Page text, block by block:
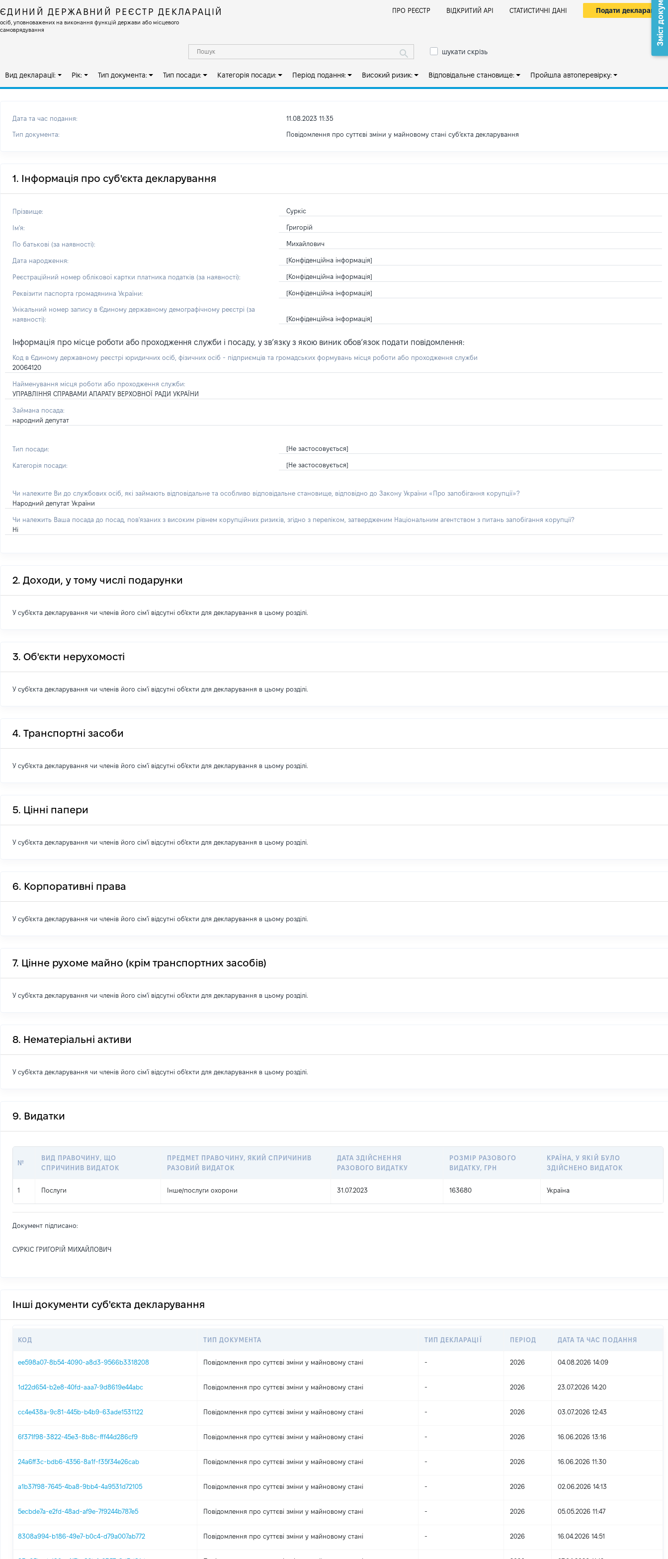
ЄДИНИЙ ДЕРЖАВНИЙ РЕЄСТР ДЕКЛАРАЦІЙ
осіб, уповноважених на виконання функцій держави або місцевого
самоврядування
ПРО РЕЄСТР ВІДКРИТИЙ АРІ СТАТИСТИЧНІ ДАНІ Подати декларацію
шукати скрізь
Вид декларації: Рік: Тип документа: Тип посади: Категорія посади: Період подання: Високий ризик: Відповідальне становище: Пройшла автоперевірку:
Дата та час подання: 11.08.2023 11:35
Тип документа: Повідомлення про суттєві зміни у майновому стані субʼєкта декларування
1. Інформація про суб'єкта декларування
Прізвище: Суркіс
Ім'я: Григорій
По батькові (за наявності): Михайлович
Дата народження: [Конфіденційна інформація]
Реєстраційний номер облікової картки платника податків (за наявності): [Конфіденційна інформація]
Реквізити паспорта громадянина України: [Конфіденційна інформація]
Унікальний номер запису в Єдиному державному демографічному реєстрі (за
наявності):
[Конфіденційна інформація]
Інформація про місце роботи або проходження служби і посаду, у зв’язку з якою виник обов’язок подати повідомлення:
Код в Єдиному державному реєстрі юридичних осіб, фізичних осіб - підприємців та громадських формувань місця роботи або проходження служби
20064120
Найменування місця роботи або проходження служби:
УПРАВЛІННЯ СПРАВАМИ АПАРАТУ ВЕРХОВНОЇ РАДИ УКРАЇНИ
Займана посада:
народний депутат
Тип посади: [Не застосовується]
Категорія посади: [Не застосовується]
Чи належите Ви до службових осіб, які займають відповідальне та особливо відповідальне становище, відповідно до Закону України «Про запобігання корупції»?
Народний депутат України
Чи належить Ваша посада до посад, пов'язаних з високим рівнем корупційних ризиків, згідно з переліком, затвердженим Національним агентством з питань запобігання корупції?
Ні
2. Доходи, у тому числі подарунки
У суб'єкта декларування чи членів його сім'ї відсутні об'єкти для декларування в цьому розділі.
3. Об'єкти нерухомості
У суб'єкта декларування чи членів його сім'ї відсутні об'єкти для декларування в цьому розділі.
4. Транспортні засоби
У суб'єкта декларування чи членів його сім'ї відсутні об'єкти для декларування в цьому розділі.
5. Цінні папери
У суб'єкта декларування чи членів його сім'ї відсутні об'єкти для декларування в цьому розділі.
6. Корпоративні права
У суб'єкта декларування чи членів його сім'ї відсутні об'єкти для декларування в цьому розділі.
7. Цінне рухоме майно (крім транспортних засобів)
У суб'єкта декларування чи членів його сім'ї відсутні об'єкти для декларування в цьому розділі.
8. Нематеріальні активи
У суб'єкта декларування чи членів його сім'ї відсутні об'єкти для декларування в цьому розділі.
9. Видатки
№
ВИД ПРАВОЧИНУ, ЩО
СПРИЧИНИВ ВИДАТОК
ПРЕДМЕТ ПРАВОЧИНУ, ЯКИЙ СПРИЧИНИВ
РАЗОВИЙ ВИДАТОК
ДАТА ЗДІЙСНЕННЯ
РАЗОВОГО ВИДАТКУ
РОЗМІР РАЗОВОГО
ВИДАТКУ, ГРН
КРАЇНА, У ЯКІЙ БУЛО
ЗДІЙСНЕНО ВИДАТОК
1 Послуги Інше/послуги охорони 31.07.2023 163680 Україна
Документ підписано:
СУРКІС ГРИГОРІЙ МИХАЙЛОВИЧ
Зміст документа
Інші документи суб'єкта декларування
КОД ТИП ДОКУМЕНТА ТИП ДЕКЛАРАЦІЇ ПЕРІОД ДАТА ТА ЧАС ПОДАННЯ
ee598a07-8b54-4090-a8d3-9566b3318208 Повідомлення про суттєві зміни y майновому стані - 2026 04.08.2026 14:09
1d22d654-b2e8-40fd-aaa7-9d8619e44abc Повідомлення про суттєві зміни y майновому стані - 2026 23.07.2026 14:20
cc4e438a-9c81-445b-b4b9-63ade1531122 Повідомлення про суттєві зміни y майновому стані - 2026 03.07.2026 12:43
6f371f98-3822-45e3-8b8c-fff44d286cf9 Повідомлення про суттєві зміни y майновому стані - 2026 16.06.2026 13:16
24a6ff3c-bdb6-4356-8a1f-f35f34e26cab Повідомлення про суттєві зміни y майновому стані - 2026 16.06.2026 11:30
a1b37f98-7645-4ba8-9bb4-4a9531d72105 Повідомлення про суттєві зміни y майновому стані - 2026 02.06.2026 14:13
5ecbde7a-e2fd-48ad-af9e-7f9244b787e5 Повідомлення про суттєві зміни y майновому стані - 2026 05.05.2026 11:47
8308a994-b186-49e7-b0c4-d79a007ab772 Повідомлення про суттєві зміни y майновому стані - 2026 16.04.2026 14:51